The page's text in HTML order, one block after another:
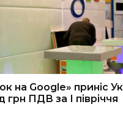
на Google» приніс
грн ПДВ за І півріччя